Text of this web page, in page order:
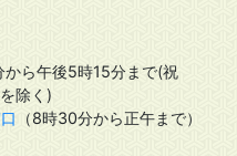
ら午後5時15分まで(祝
除く)
（8時30分から正午まで）